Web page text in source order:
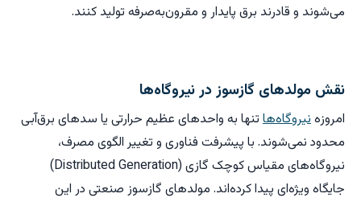
می‌شوند و قادرند برق پایدار و مقرون‌به‌صرفه تولید کنند.
نقش مولدهای گازسوز در نیروگاه‌ها
امروزهنیروگاه‌ها تنها به واحدهای عظیم حرارتی یا سدهای برق‌آبی
محدود نمی‌شوند. با پیشرفت فناوری و تغییر الگوی مصرف،
نیروگاه‌های مقیاس کوچک گازی (Distributed Generation)
جایگاه ویژه‌ای پیدا کرده‌اند. مولدهای گازسوز صنعتی در این